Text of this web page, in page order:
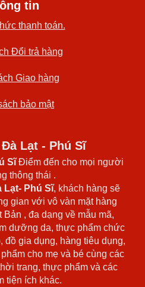
tin
thanh toán.
Đổi trả hàng
Giao hàng
bảo mật
Lạt - Phú Sĩ
SĩĐiểm đến cho mọi người
thông thái .
Lạt- Phú Sĩ, khách hàng sẽ
gian với vô vàn mặt hàng
, đa dạng về mẫu mã,
dưỡng da, thực phẩm chức
đồ gia dụng, hàng tiêu dụng,
cho mẹ và bé cùng các
trang, thực phẩm và các
tiện ích khác.